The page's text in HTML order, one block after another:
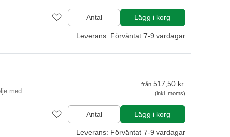
Antal Lägg i korg
Leverans: Förväntat 7-9 vardagar
med
från 517,50 kr.
(inkl. moms)
Antal Lägg i korg
Leverans: Förväntat 7-9 vardagar